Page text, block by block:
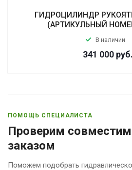
ГИДРОЦИЛИНДР
(АРТИКУЛЬНЫЙ
В наличии
341 000 руб.
ПОМОЩЬ СПЕЦИАЛИСТА
Проверим
заказом
Поможем подобрать